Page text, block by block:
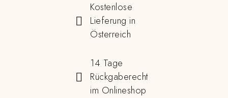
Kostenlose
Lieferung in
Österreich
14 Tage
Rückgaberecht
im Onlineshop